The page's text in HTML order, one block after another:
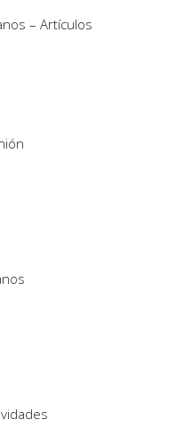
– Artículos